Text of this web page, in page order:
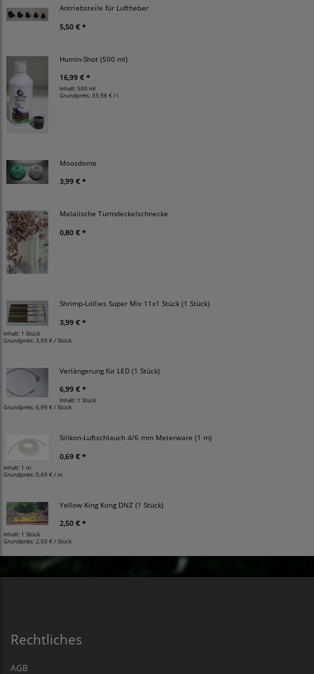
Antriebsteile für Luftheber
5,50 € *
Humin-Shot (500 ml)
16,99 € *
Inhalt: 500 ml
Grundpreis:33,98 € / l
Moosdome
3,99 € *
Malaiische Turmdeckelschnecke
0,80 € *
Shrimp-Lollies Super Mix 11x1 Stück (1 Stück)
3,99 € *
Inhalt: 1 Stück
Grundpreis:3,99 € / Stück
Verlängerung für LED (1 Stück)
6,99 € *
Inhalt: 1 Stück
Grundpreis:6,99 € / Stück
Silikon-Luftschlauch 4/6 mm Meterware (1 m)
0,69 € *
Inhalt: 1 m
Grundpreis:0,69 € / m
Yellow King Kong DNZ (1 Stück)
2,50 € *
Inhalt: 1 Stück
Grundpreis: 2,50 € / Stück
Rechtliches
AGB